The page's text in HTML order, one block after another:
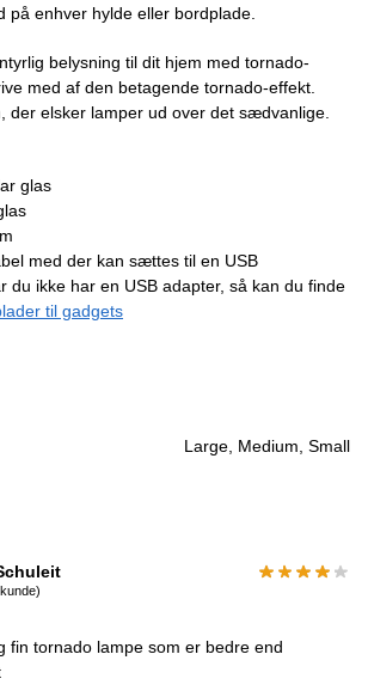
på enhver hylde eller bordplade.
belysning til dit hjem med tornado-
med af den betagende tornado-effekt.
der elsker lamper ud over det sædvanlige.
glas
med der kan sættes til en USB
du ikke har en USB adapter, så kan du finde
til gadgets
Large, Medium, Small
fin tornado lampe som er bedre end